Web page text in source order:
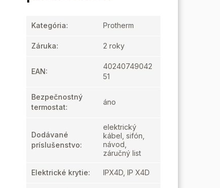
Kategória: Protherm
Záruka: 2 roky
EAN:
40240749042
51
Bezpečnostný
termostat:
áno
Dodávané
príslušenstvo:
elektrický
kábel, sifón,
návod,
záručný list
Elektrické krytie: IPX4D, IP X4D